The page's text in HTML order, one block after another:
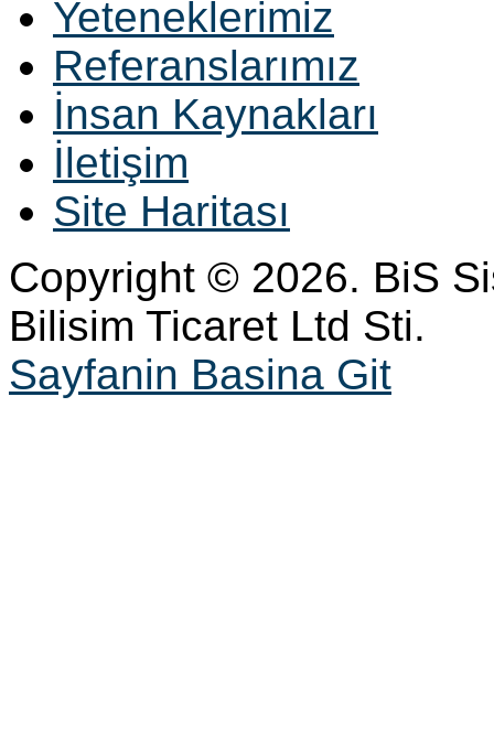
Yeteneklerimiz
Referanslarımız
İnsan Kaynakları
İletişim
Site Haritası
Copyright © 2026. BiS
Bilisim Ticaret Ltd Sti.
Sayfanin Basina Git